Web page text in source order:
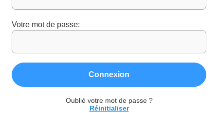
Votre mot de passe:
Connexion
Oublié votre mot de passe ?
Réinitialiser